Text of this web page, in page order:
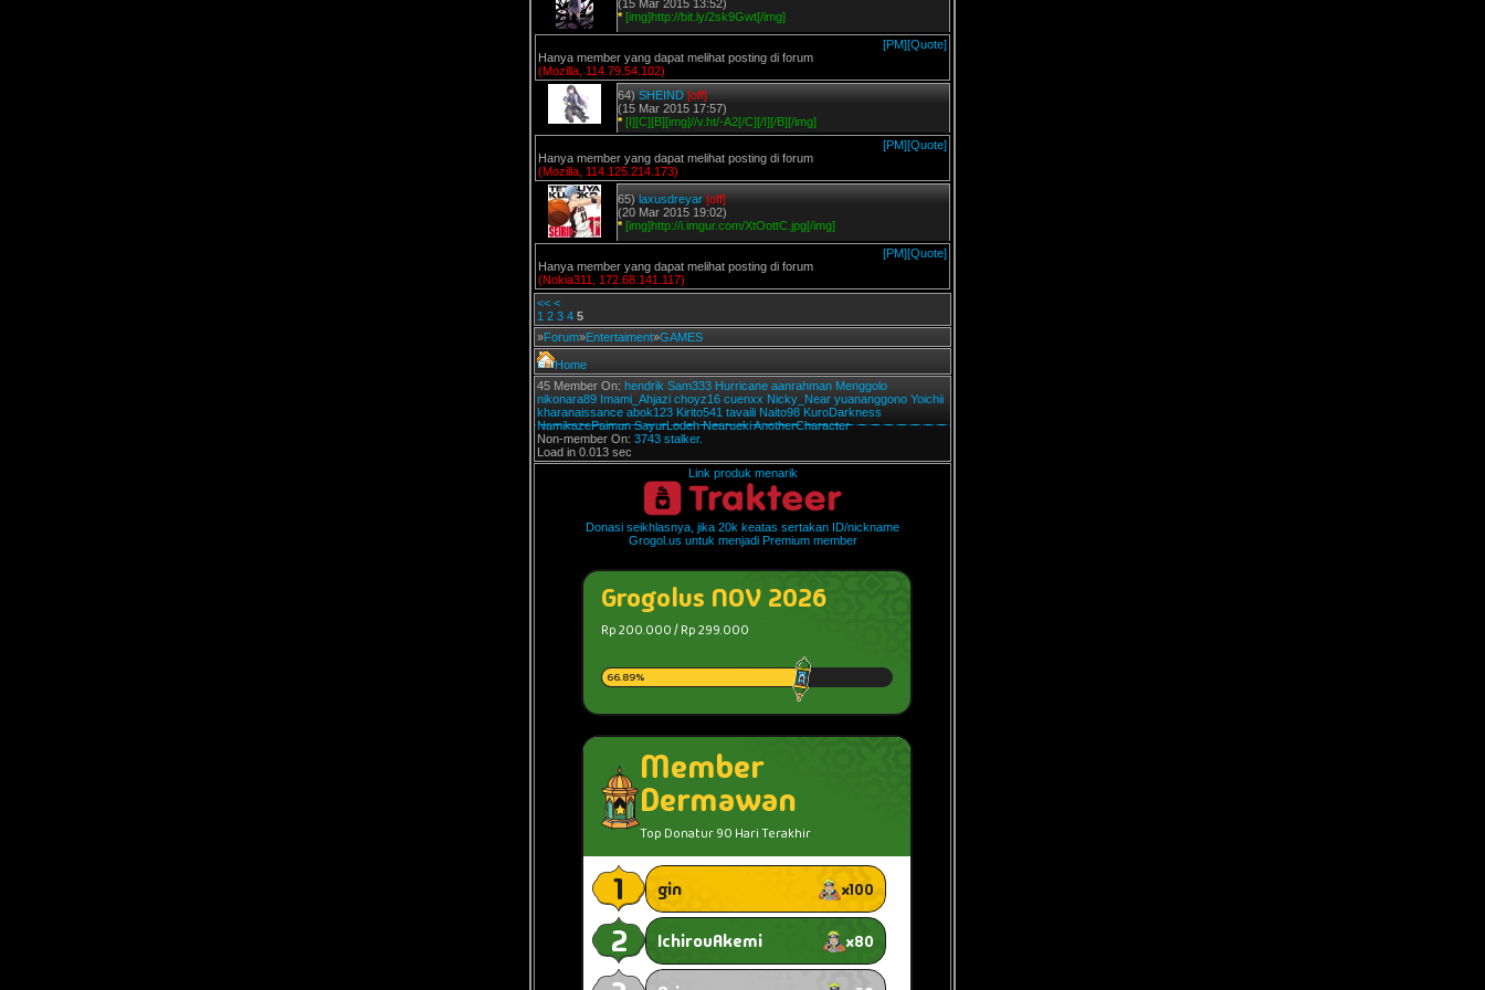
(15 Mar 2015 13:52)
* [img]http://bit.ly/2sk9Gwt[/img]
[PM][Quote]
Hanya member yang dapat melihat posting di forum
(Mozilla, 114.79.54.102)
64) SHEIND [off]
(15 Mar 2015 17:57)
* [I][C][B][img]//v.ht/-A2[/C][/I][/B][/img]
[PM][Quote]
Hanya member yang dapat melihat posting di forum
(Mozilla, 114.125.214.173)
65) laxusdreyar [off]
(20 Mar 2015 19:02)
* [img]http://i.imgur.com/XtOottC.jpg[/img]
[PM][Quote]
Hanya member yang dapat melihat posting di forum
(Nokia311, 172.68.141.117)
<< <
1 2 3 4 5
»Forum»Entertaiment»GAMES
Home
45 Member On: hendrik Sam333 Hurricane aanrahman Menggolo
nikonara89 Imami_Ahjazi choyz16 cuenxx Nicky_Near yuananggono Yoichii
kharanaissance abok123 Kirito541 tavaili Naito98 KuroDarkness
NamikazePaimun SayurLodeh NearuekiAnotherCharacter
Non-member On: 3743 stalker.
Load in 0.013 sec
Link produk menarik
Donasi seikhlasnya, jika 20k keatas sertakan ID/nickname
Grogol.us untuk menjadi Premium member